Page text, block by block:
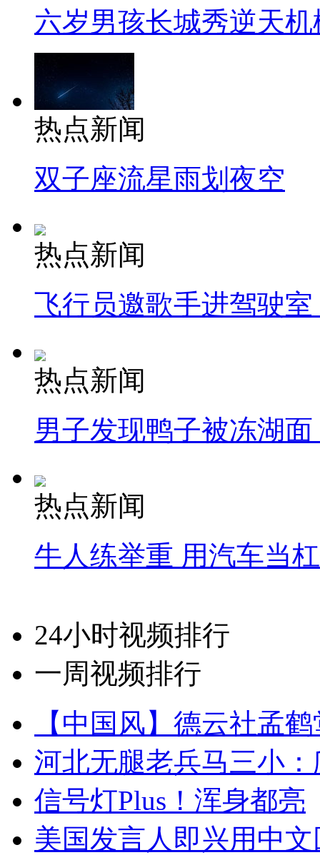
六岁男孩长城秀逆天机
热点新闻
双子座流星雨划夜空
热点新闻
飞行员邀歌手进驾驶
热点新闻
男子发现鸭子被冻湖
热点新闻
牛人练举重 用汽车当
24小时视频排行
一周视频排行
【中国风】德云社孟
河北无腿老兵马三小
信号灯Plus！浑身都亮
美国发言人即兴用中